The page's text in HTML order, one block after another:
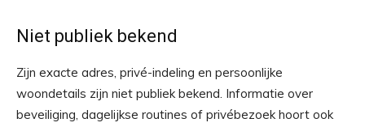
Niet publiek bekend
Zijn exacte adres, privé-indeling en persoonlijke
woondetails zijn niet publiek bekend. Informatie over
beveiliging, dagelijkse routines of privébezoek hoort ook